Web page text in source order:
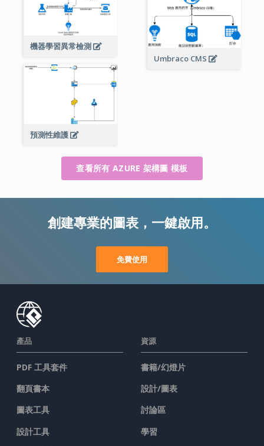
Umbraco CMS
機器學習異常檢測
預測性維護
查看所有 AZURE 架構圖 模板
創建專業的圖表，一鍵啟用。
免費使用
產品
PDF 工具套件
翻頁書本
圖表工具
設計工具
資源
書籍/幻燈片
設計/圖表
討論區
學習